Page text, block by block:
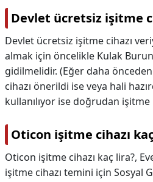
Devlet ücretsiz işitme
Devlet ücretsiz işitme cihazı
almak için öncelikle Kulak
gidilmelidir. (Eğer daha
cihazı önerildi ise veya hali
kullanılıyor ise doğrudan
Oticon işitme cihazı
Oticon işitme cihazı kaç lira?,
işitme cihazı temini için Sosyal